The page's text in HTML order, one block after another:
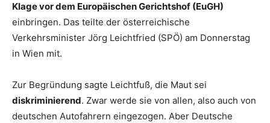
Klage vor dem Europäischen Gerichtshof (EuGH)
einbringen. Das teilte der österreichische
Verkehrsminister Jörg Leichtfried (SPÖ) am Donnerstag
in Wien mit.
Zur Begründung sagte Leichtfuß, die Maut sei
diskriminierend. Zwar werde sie von allen, also auch von
deutschen Autofahrern eingezogen. Aber Deutsche